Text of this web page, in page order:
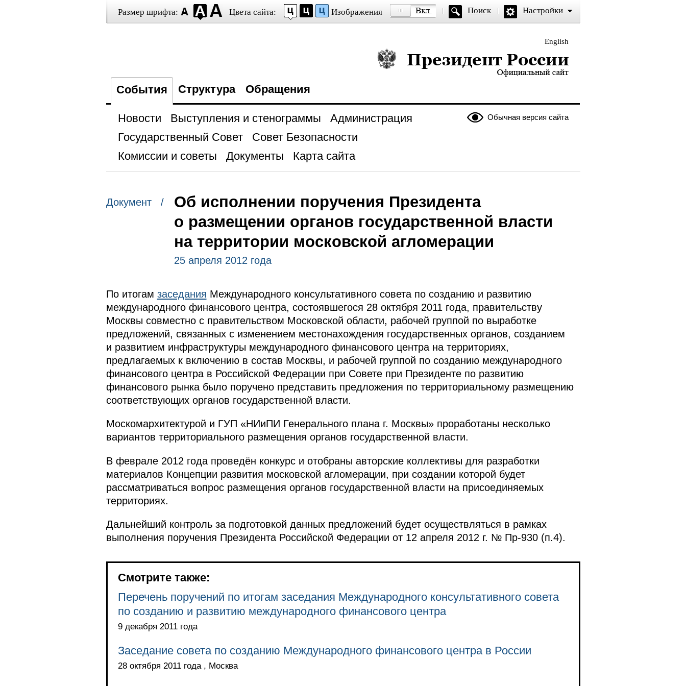
Размер шрифта: Цвета сайта: Изображения Поиск Настройки
English
Президент России — официальный сайт
События Структура Обращения
Обычная версия сайта
Новости Выступления и стенограммы
Администрация
Государственный Совет
Совет Безопасности
Комиссии и советы
Документы Карта сайта
Документ /
Об исполнении поручения Президента
о размещении органов государственной власти
на территории московской агломерации
25 апреля 2012 года
По итогам заседания Международного консультативного совета по созданию и развитию
международного финансового центра, состоявшегося 28 октября 2011 года, правительству
Москвы совместно с правительством Московской области, рабочей группой по выработке
предложений, связанных с изменением местонахождения государственных органов, созданием
и развитием инфраструктуры международного финансового центра на территориях,
предлагаемых к включению в состав Москвы, и рабочей группой по созданию международного
финансового центра в Российской Федерации при Совете при Президенте по развитию
финансового рынка было поручено представить предложения по территориальному размещению
соответствующих органов государственной власти.
Москомархитектурой и ГУП «НИиПИ Генерального плана г. Москвы» проработаны несколько
вариантов территориального размещения органов государственной власти.
В феврале 2012 года проведён конкурс и отобраны авторские коллективы для разработки
материалов Концепции развития московской агломерации, при создании которой будет
рассматриваться вопрос размещения органов государственной власти на присоединяемых
территориях.
Дальнейший контроль за подготовкой данных предложений будет осуществляться в рамках
выполнения поручения Президента Российской Федерации от 12 апреля 2012 г. № Пр-930 (п.4).
Смотрите также:
Перечень поручений по итогам заседания Международного консультативного совета
по созданию и развитию международного финансового центра
9 декабря 2011 года
Заседание совета по созданию Международного финансового центра в России
28 октября 2011 года , Москва